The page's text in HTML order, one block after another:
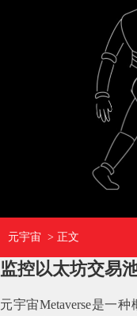
元宇宙 > 正文
监控以太坊交易
元宇宙Metaverse是一